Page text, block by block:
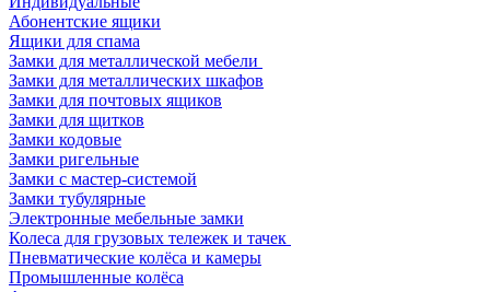
Абонентские ящики
Ящики для спама
Замки для металлической мебели
Замки для металлических шкафов
Замки для почтовых ящиков
Замки для щитков
Замки кодовые
Замки ригельные
Замки с мастер-системой
Замки тубулярные
Электронные мебельные замки
Колеса для грузовых тележек и тачек
Пневматические колёса и камеры
Промышленные колёса